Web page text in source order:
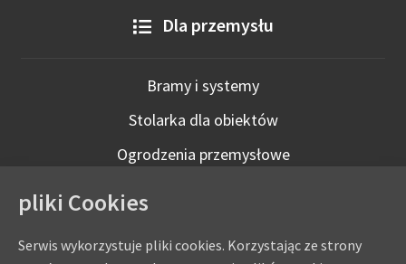
Dla przemysłu
Bramy i systemy
Stolarka dla obiektów
Ogrodzenia przemysłowe
pliki Cookies
Serwis wykorzystuje pliki cookies. Korzystając ze strony